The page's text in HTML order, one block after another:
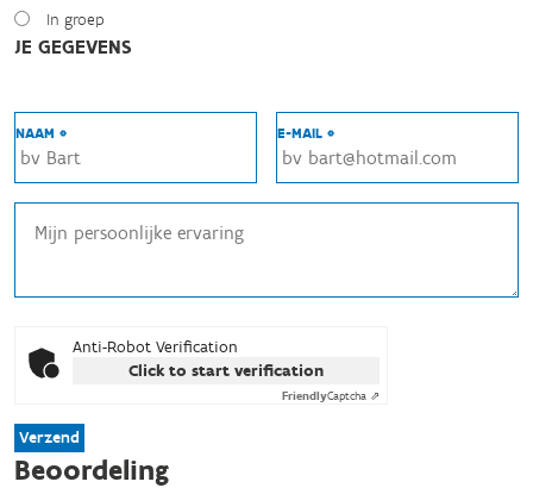
In groep
JE GEGEVENS
NAAM * E-MAIL *
Anti-Robot Verification
Click to start verification
FriendlyCaptcha ⇗
Verzend
Beoordeling